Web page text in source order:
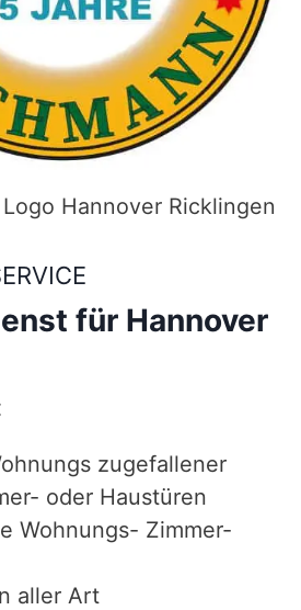
Hannover Ricklingen
für Hannover
zugefallener
oder Haustüren
Wohnungs- Zimmer-
aller Art